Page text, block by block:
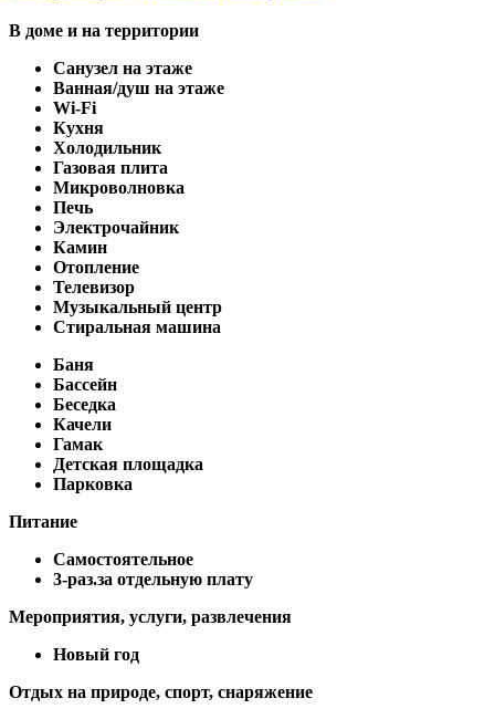
В доме и на территории
Санузел на этаже
Ванная/душ на этаже
Wi-Fi
Кухня
Холодильник
Газовая плита
Микроволновка
Печь
Электрочайник
Камин
Отопление
Телевизор
Музыкальный центр
Стиральная машина
Баня
Бассейн
Беседка
Качели
Гамак
Детская площадка
Парковка
Питание
Самостоятельное
3-раз.за отдельную плату
Мероприятия, услуги, развлечения
Новый год
Отдых на природе, спорт, снаряжение